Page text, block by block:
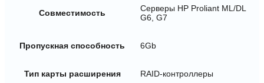
Совместимость
Серверы HP Proliant ML/DL
G6, G7
Пропускная способность 6Gb
Тип карты расширения RAID-контроллеры